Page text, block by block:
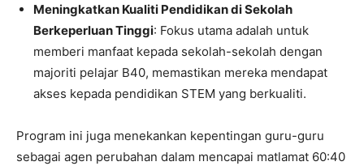
Meningkatkan Kualiti Pendidikan di Sekolah
Berkeperluan Tinggi: Fokus utama adalah untuk
memberi manfaat kepada sekolah-sekolah dengan
majoriti pelajar B40, memastikan mereka mendapat
akses kepada pendidikan STEM yang berkualiti.
Program ini juga menekankan kepentingan guru-guru
sebagai agen perubahan dalam mencapai matlamat 60:40